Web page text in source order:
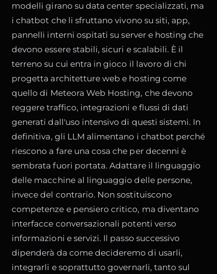
modelli girano su data center specializzati, ma
i chatbot che li sfruttano vivono su siti, app,
pannelli interni ospitati su server e hosting che
devono essere stabili, sicuri e scalabili. È il
terreno su cui entra in gioco il lavoro di chi
progetta architetture web e hosting come
quello di Meteora Web Hosting, che devono
reggere traffico, integrazioni e flussi di dati
generati dall'uso intensivo di questi sistemi. In
definitiva, gli LLM alimentano i chatbot perché
riescono a fare una cosa che per decenni è
sembrata fuori portata. Adattare il linguaggio
delle macchine al linguaggio delle persone,
invece del contrario. Non sostituiscono
competenze e pensiero critico, ma diventano
interfacce conversazionali potenti verso
informazioni e servizi. Il passo successivo
dipenderà da come decideremo di usarli,
integrarli e soprattutto governarli, tanto sul